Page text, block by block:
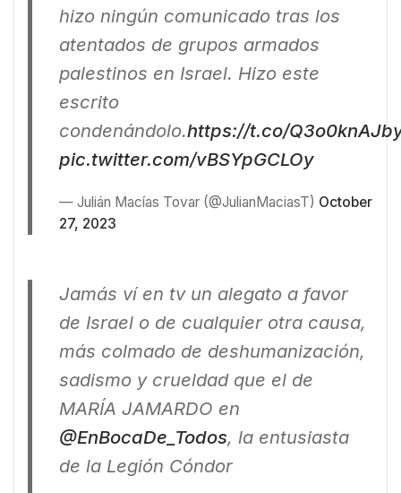
hizo ningún comunicado tras los
atentados de grupos armados
palestinos en Israel. Hizo este
escrito
condenándolo.https://t.co/
pic.twitter.com/vBSYpGCLOy
— Julián Macías Tovar (@JulianMaciasT) October
27, 2023
Jamás ví en tv un alegato a favor
de Israel o de cualquier otra causa,
más colmado de deshumanización,
sadismo y crueldad que el de
MARÍA JAMARDO en
@EnBocaDe_Todos, la entusiasta
de la Legión Cóndor